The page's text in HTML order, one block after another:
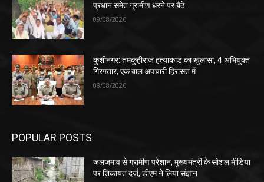
प्रधान समेत ग्रामीण धरने पर बैठे
09/08/2026
कुशीनगर: तमकुहीराज हत्याकांड का खुलासा, 4 अभियुक्त
गिरफ्तार, एक बाल अपचारी हिरासत में
08/08/2026
POPULAR POSTS
जलजमाव से ग्रामीण परेशान, मुख्यमंत्री के सोशल मीडिया
पर शिकायत दर्ज, डीएम ने लिया संज्ञान